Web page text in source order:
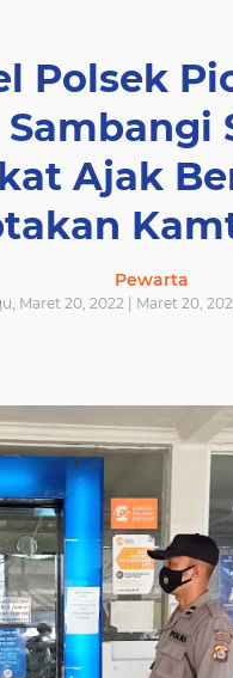
Polsek
Ajak
Pewarta
Maret 20, 2022 | Maret 20,